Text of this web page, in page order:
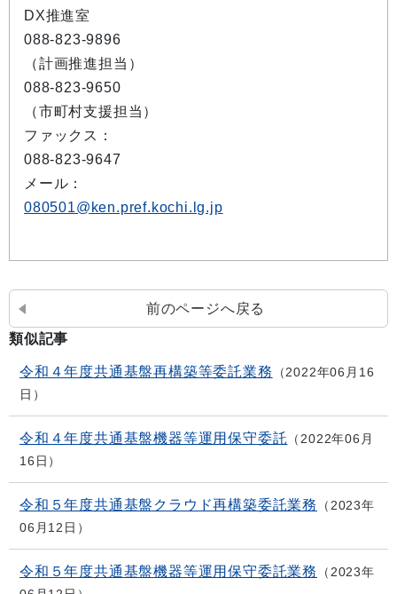
DX推進室
088-823-9896
（計画推進担当）
088-823-9650
（市町村支援担当）
ファックス：
088-823-9647
メール：
080501@ken.pref.kochi.lg.jp
前のページへ戻る
類似記事
令和４年度共通基盤再構築等委託業務
2022年06月16
日
令和４年度共通基盤機器等運用保守委託
2022年06月
16日
令和５年度共通基盤クラウド再構築委託業務
2023年
06月12日
令和５年度共通基盤機器等運用保守委託業務
2023年